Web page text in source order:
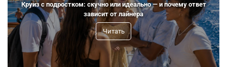
Круиз с подростком: скучно или идеально — и почему ответ
зависит от лайнера
Читать